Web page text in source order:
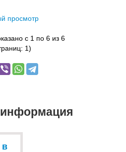
просмотр
с 1 по 6 из 6
1)
в